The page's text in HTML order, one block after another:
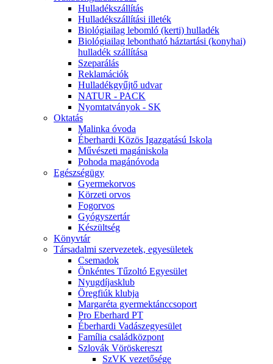
Hulladékszállítás
Hulladékszállítási illeték
Biológiailag lebomló (kerti) hulladék
Biológiailag lebontható háztartási (konyhai)
hulladék szállítása
Szeparálás
Reklamációk
Hulladékgyűjtő udvar
NATUR - PACK
Nyomtatványok - SK
Oktatás
Malinka óvoda
Éberhardi Közös Igazgatású Iskola
Művészeti magániskola
Pohoda magánóvoda
Egészségügy
Gyermekorvos
Körzeti orvos
Fogorvos
Gyógyszertár
Készültség
Könyvtár
Társadalmi szervezetek, egyesületek
Csemadok
Önkéntes Tűzoltó Egyesület
Nyugdíjasklub
Öregfiúk klubja
Margaréta gyermektánccsoport
Pro Eberhard PT
Éberhardi Vadászegyesület
Família családközpont
Szlovák Vöröskereszt
SzVK vezetősége